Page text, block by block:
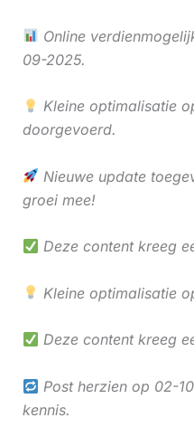
Online
09-2025.
Kleine optimalisatie
doorgevoerd.
Nieuwe update
groei mee!
Deze content kreeg
Kleine optimalisatie
Deze content kreeg
Post herzien op 02-
kennis.